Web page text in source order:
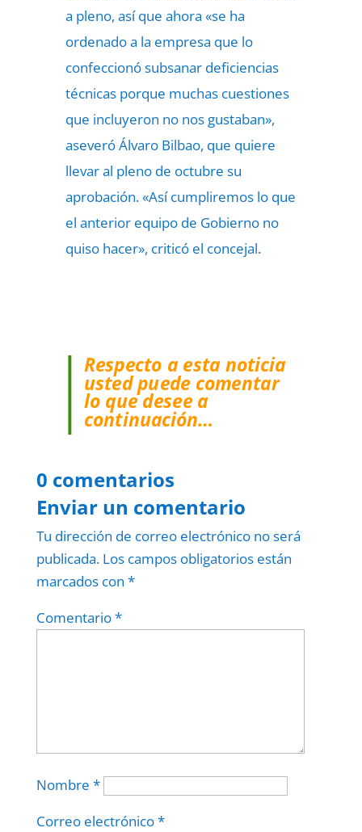
a pleno, así que ahora «se ha
ordenado a la empresa que lo
confeccionó subsanar deficiencias
técnicas porque muchas cuestiones
que incluyeron no nos gustaban»,
aseveró Álvaro Bilbao, que quiere
llevar al pleno de octubre su
aprobación. «Así cumpliremos lo que
el anterior equipo de Gobierno no
quiso hacer», criticó el concejal.
Respecto a esta noticia
usted puede comentar
lo que desee a
continuación…
0 comentarios
Enviar un comentario
Tu dirección de correo electrónico no será
publicada. Los campos obligatorios están
marcados con *
Comentario*
Nombre *
Correo electrónico*